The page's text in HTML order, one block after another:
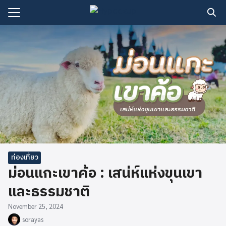
Skip
ว
ษา
Search
for:
ท่องเที่ยว
ม่อนแกะเขาค้อ : เสน่ห์แห่งขุนเขา
และธรรมชาติ
November 25, 2024
sorayas